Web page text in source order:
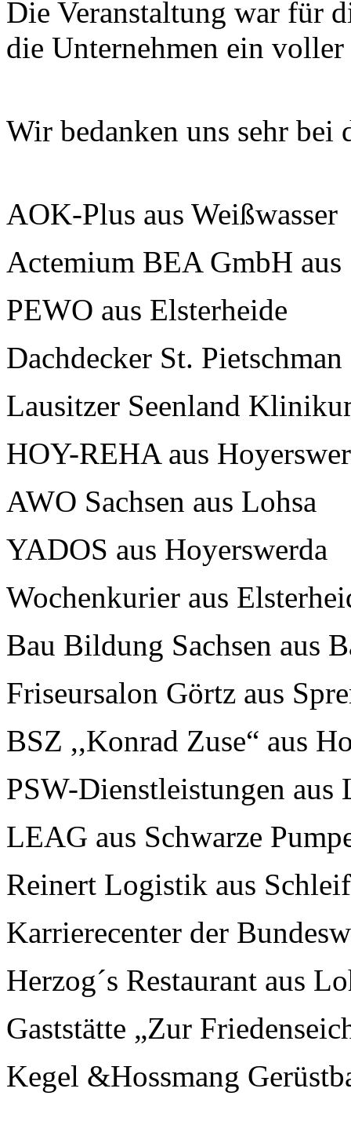
Die Veranstaltung war für
die Unternehmen ein
Wir bedanken uns sehr bei
AOK-Plus aus Weißwasser
Actemium BEA GmbH aus
PEWO aus Elsterheide
Dachdecker St.
Lausitzer Seenland
HOY-REHA aus
AWO Sachsen aus Lohsa
YADOS aus Hoyerswerda
Wochenkurier aus
Bau Bildung Sachsen aus
Friseursalon Görtz aus
BSZ ,,Konrad Zuse“ aus
PSW-Dienstleistungen aus
LEAG aus Schwarze
Reinert Logistik aus
Karrierecenter der
Herzog´s Restaurant aus
Gaststätte „Zur
Kegel &Hossmang